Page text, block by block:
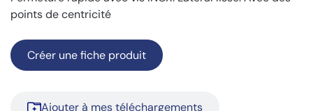
points de centricité
Créer une fiche produit
Ajouter à mes téléchargements